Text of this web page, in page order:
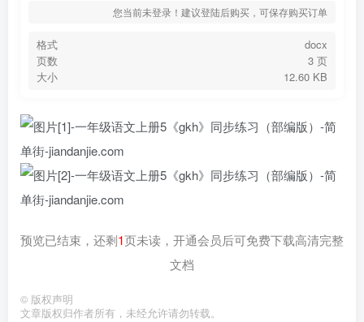
您当前未登录！建议登陆后购买，可保存购买订单
格式
docx
页数
3 页
大小
12.60 KB
预览已结束，还剩1页未读，开通会员后可免费下载高清完整
文档
© 版权声明
文章版权归作者所有，未经允许请勿转载。